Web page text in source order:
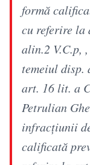
formă
cu referire la
alin.2 V.C.p,
temeiul disp.
art. 16 lit. a
Petrulian
infracţiunii
calificată